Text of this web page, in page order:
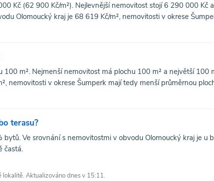
Kč (62 900 Kč/m²). Nejlevnější nemovitost stojí 6 290 000 Kč a
Olomoucký kraj je 68 619 Kč/m², nemovitosti v okrese
m². Nejmenší nemovitost má plochu 100 m² a největší 100
nemovitosti v okrese Šumperk mají tedy menší průměrnou
terasu?
Ve srovnání s nemovitostmi v obvodu Olomoucký kraj je u
častá.
Aktualizováno dnes v 15:11.